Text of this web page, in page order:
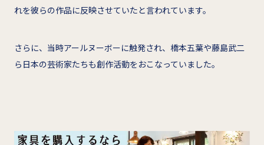
れを彼らの作品に反映させていたと言われています。
さらに、当時アールヌーボーに触発され、橋本五葉や藤島武二
ら日本の芸術家たちも創作活動をおこなっていました。